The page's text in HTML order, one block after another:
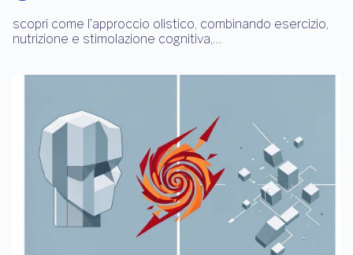
scopri come l’approccio olistico, combinando esercizio,
nutrizione e stimolazione cognitiva,…